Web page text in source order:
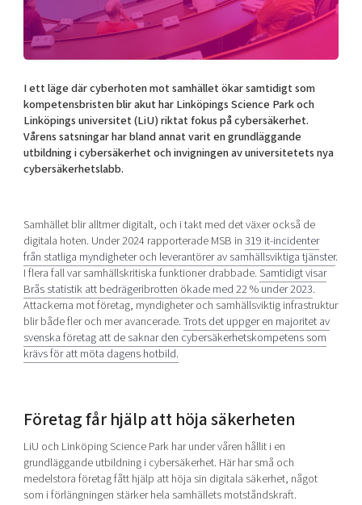
Shaping cities and regions
Bright East
East Sweden Tech Women
Reversed mentorship
Upscaling
Talent & skills
Offers to boost your business
Funding opportunities
Our community of companies
Projects
Publications
Project toolbox
Our clusters
Reach out to us
Locations
Today's lunch in Mjärdevi
I ett läge där cyberhoten mot samhället ökar samtidigt som
kompetensbristen blir akut har Linköpings Science Park och
Linköpings universitet (LiU) riktat fokus på cybersäkerhet.
Vårens satsningar har bland annat varit en grundläggande
utbildning i cybersäkerhet och invigningen av universitetets nya
cybersäkerhetslabb.
Samhället blir alltmer digitalt, och i takt med det växer också de
digitala hoten. Under 2024 rapporterade MSB in319 it-incidenter
från statliga myndigheter och leverantörer av samhällsviktiga tjänster.
I flera fall var samhällskritiska funktioner drabbade.Samtidigt visar
Brås statistik att bedrägeribrotten ökade med 22 % under 2023.
Attackerna mot företag, myndigheter och samhällsviktig infrastruktur
blir både fler och mer avancerade.Trots det uppger en majoritet av
svenska företag att de saknar den cybersäkerhetskompetens som
krävs för att möta dagens hotbild.
Företag får hjälp att höja säkerheten
LiU och Linköping Science Park har under våren hållit i en
grundläggande utbildning i cybersäkerhet. Här har små och
medelstora företag fått hjälp att höja sin digitala säkerhet, något
som i förlängningen stärker hela samhällets motståndskraft.